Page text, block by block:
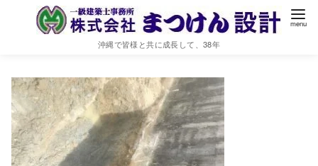
沖縄で皆様と共に成長して、38年
IMG_8959